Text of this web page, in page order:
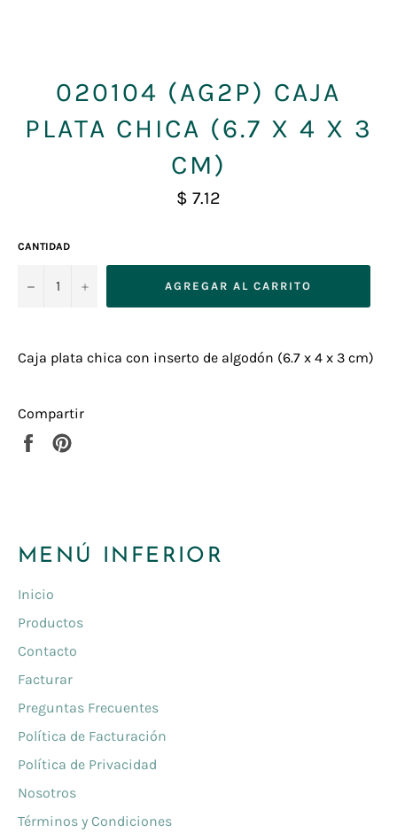
020104 (AG2P) CAJA
PLATA CHICA (6.7 X 4 X 3
CM)
Precio
habitual
$ 7.12
CANTIDAD
− + AGREGAR AL CARRITO
Caja plata chica con inserto de algodón (6.7 x 4 x 3 cm)
Compartir
Compartir
MENÚ INFERIOR
Inicio
Productos
Contacto
Facturar
Preguntas Frecuentes
Política de Facturación
Política de Privacidad
Nosotros
Términos y Condiciones